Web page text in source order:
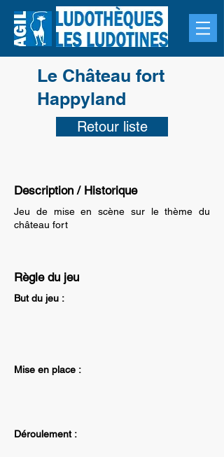
Le Château fort
Happyland
Retour liste
Description / Historique
Jeu de mise en scène sur le thème du
château fort
Règle du jeu
But du jeu :
Mise en place :
Déroulement :